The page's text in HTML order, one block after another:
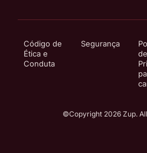
Código de
Ética e
Conduta
Segurança
de
©Copyright 2026 Zup.